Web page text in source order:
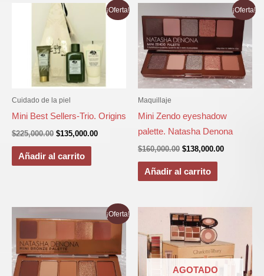
¡Oferta!
Cuidado de la piel
Mini Best Sellers-Trio. Origins
$225,000.00
El
precio
original
era:
$225,000.00.
$135,000.00
precio
$135,000.00.
Añadir al carrito
¡Oferta!
Maquillaje
Mini Zendo eyeshadow
palette. Natasha Denona
$160,000.00
precio
original
era:
$160,000.00.
$138,000.00
precio
actual
es:
Añadir al carrito
¡Oferta!
precio
original
era:
$160,000.00.
precio
es:
$138,000.00.
AGOTADO